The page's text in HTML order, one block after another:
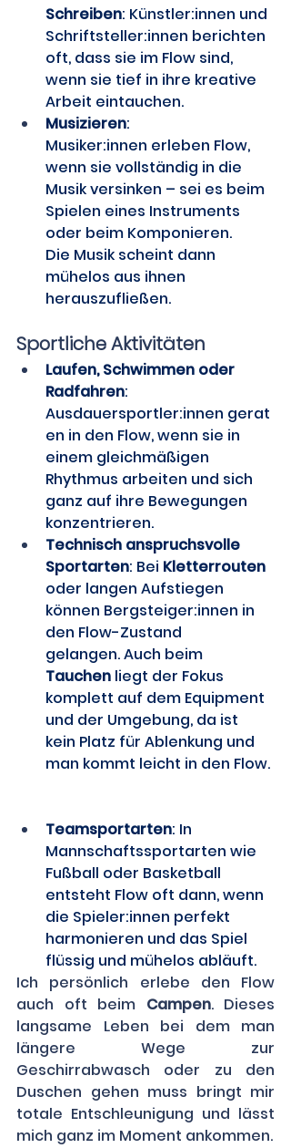
Schreiben: Künstler:innen und
Schriftsteller:innen berichten
oft, dass sie im Flow sind,
wenn sie tief in ihre kreative
Arbeit eintauchen.
Musizieren:
Musiker:innen erleben Flow,
wenn sie vollständig in die
Musik versinken – sei es beim
Spielen eines Instruments
oder beim Komponieren.
Die Musik scheint dann
mühelos aus ihnen
herauszufließen.
Sportliche Aktivitäten
Laufen, Schwimmen oder
Radfahren:
Ausdauersportler:innen gerat
en in den Flow, wenn sie in
einem gleichmäßigen
Rhythmus arbeiten und sich
ganz auf ihre Bewegungen
konzentrieren.
Technisch anspruchsvolle
Sportarten: Bei Kletterrouten
oder langen Aufstiegen
können Bergsteiger:innen in
den Flow-Zustand
gelangen. Auch beim
Tauchen liegt der Fokus
komplett auf dem Equipment
und der Umgebung, da ist
kein Platz für Ablenkung und
man kommt leicht in den Flow.
Teamsportarten: In
Mannschaftssportarten wie
Fußball oder Basketball
entsteht Flow oft dann, wenn
die Spieler:innen perfekt
harmonieren und das Spiel
flüssig und mühelos abläuft.
Ich persönlich erlebe den Flow
auch oft beim Campen. Dieses
langsame Leben bei dem man
längere Wege zur
Geschirrabwasch oder zu den
Duschen gehen muss bringt mir
totale Entschleunigung und lässt
mich ganz im Moment ankommen.